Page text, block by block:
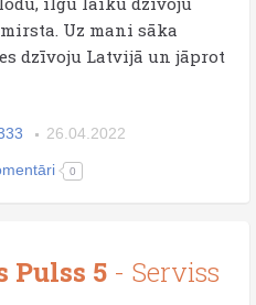
Uz mani sāka
dzīvoju Latvijā un jāprot
26.04.2022
0
Pulss 5 - Serviss